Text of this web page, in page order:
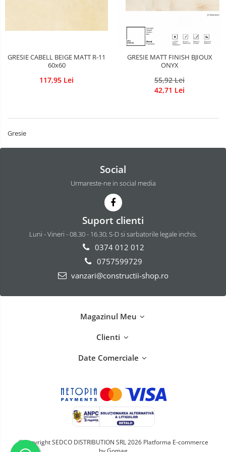
Tablouri Gewiss
GRESIE CABELL BEIGE MATT R-11
60x60
117,95 Lei
GRESIE MATT FINISH BJIOUX
ONYX
55,92 Lei
42,71 Lei
Gresie
Social
Urmareste-ne in social media
Suport clienti
Luni - Vineri - 08.30 - 16.30; S-D si sarbatorile legale inchis.
0374 012 012
0757599729
vanzari@constructii-shop.ro
Magazinul Meu
Clienti
Date Comerciale
©Copyright SEDCO DISTRIBUTION SRL 2026 Platforma E-commerce